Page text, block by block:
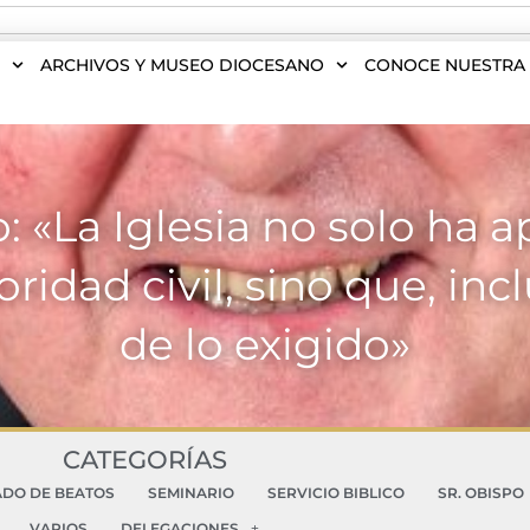
ARCHIVOS Y MUSEO DIOCESANO CONOCE NUESTRA
«La Iglesia no solo ha
civil, sino que,
de lo exigido»
CATEGORÍAS
DE BEATOS SEMINARIO SERVICIO BIBLICO
SR. OBISPO